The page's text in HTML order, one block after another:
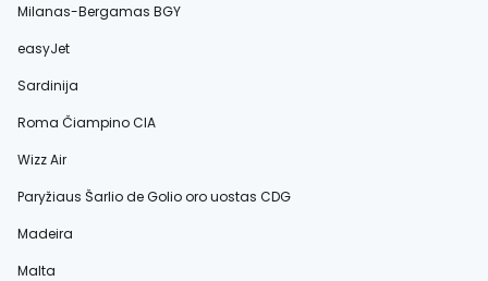
Milanas-Bergamas BGY
easyJet
Sardinija
Roma Čiampino CIA
Wizz Air
Paryžiaus Šarlio de Golio oro uostas CDG
Madeira
Malta